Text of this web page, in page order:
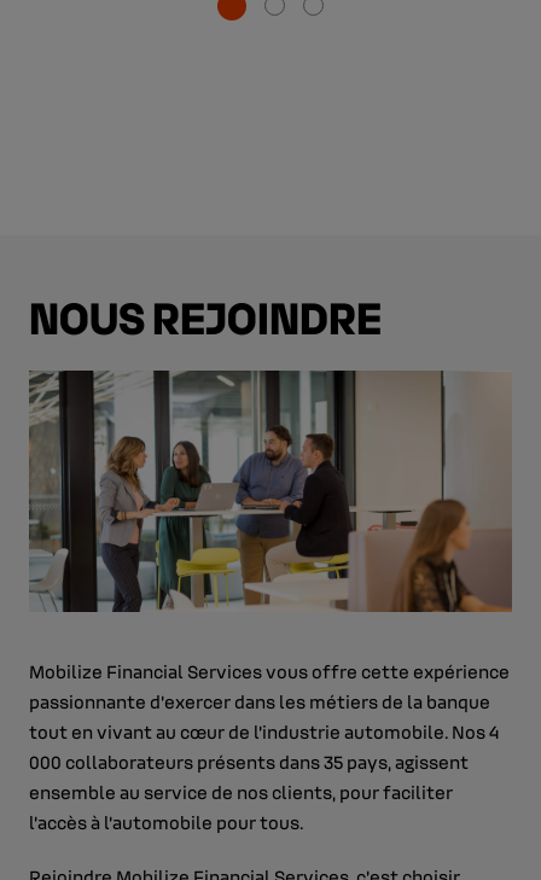
NOUS REJOINDRE
Mobilize Financial Services vous offre cette expérience
passionnante d’exercer dans les métiers de la banque
tout en vivant au cœur de l’industrie automobile. Nos 4
000 collaborateurs présents dans 35 pays, agissent
ensemble au service de nos clients, pour faciliter
l’accès à l’automobile pour tous.